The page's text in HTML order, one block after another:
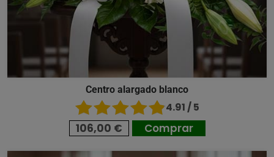
Centro alargado blanco
4.91 / 5
106,00 € Comprar